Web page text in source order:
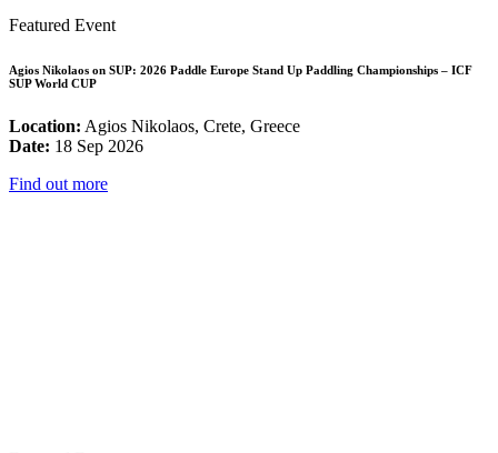
Featured Event
Agios Nikolaos on SUP: 2026 Paddle Europe Stand Up Paddling Championships – ICF
SUP World CUP
Location: Agios Nikolaos, Crete, Greece
Date: 18 Sep 2026
Find out more